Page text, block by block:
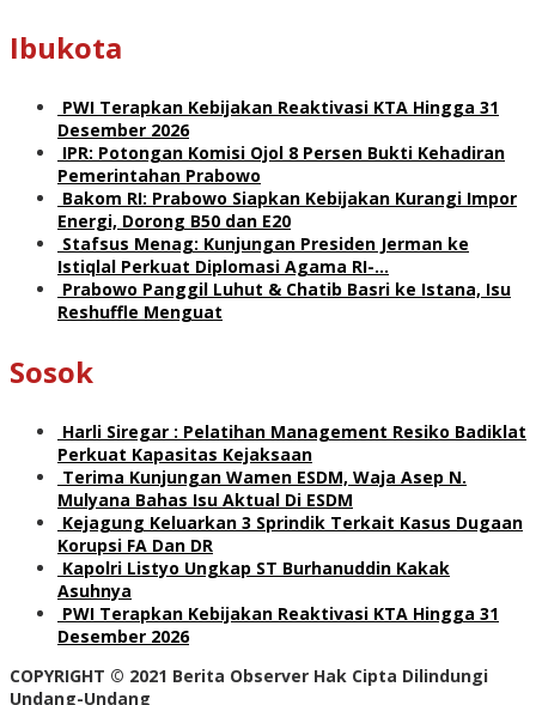
Ibukota
PWI Terapkan Kebijakan Reaktivasi KTA Hingga 31
Desember 2026
IPR: Potongan Komisi Ojol 8 Persen Bukti Kehadiran
Pemerintahan Prabowo
Bakom RI: Prabowo Siapkan Kebijakan Kurangi Impor
Energi, Dorong B50 dan E20
Stafsus Menag: Kunjungan Presiden Jerman ke
Istiqlal Perkuat Diplomasi Agama RI-…
Prabowo Panggil Luhut & Chatib Basri ke Istana, Isu
Reshuffle Menguat
Sosok
Harli Siregar : Pelatihan Management Resiko Badiklat
Perkuat Kapasitas Kejaksaan
Terima Kunjungan Wamen ESDM, Waja Asep N.
Mulyana Bahas Isu Aktual Di ESDM
Kejagung Keluarkan 3 Sprindik Terkait Kasus Dugaan
Korupsi FA Dan DR
Kapolri Listyo Ungkap ST Burhanuddin Kakak
Asuhnya
PWI Terapkan Kebijakan Reaktivasi KTA Hingga 31
Desember 2026
COPYRIGHT © 2021 Berita Observer Hak Cipta Dilindungi
Undang-Undang